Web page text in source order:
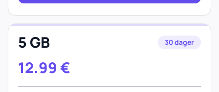
5 GB 30 dager
12.99 €